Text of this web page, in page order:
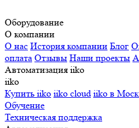
Оборудование
О компании
О нас История компании Блог
оплата Отзывы Наши проекты
Автоматизация iiko
iiko
Купить iiko iiko cloud iiko в
Обучение
Техническая поддержка